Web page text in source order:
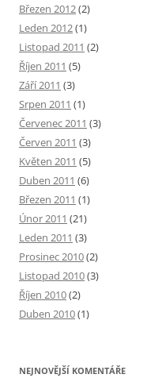
Březen 2012(2)
Leden 2012(1)
Listopad 2011 (2)
Říjen 2011 (5)
Září 2011 (3)
Srpen 2011 (1)
Červenec 2011 (3)
Červen 2011 (3)
Květen 2011 (5)
Duben 2011 (6)
Březen 2011 (1)
Únor 2011 (21)
Leden 2011 (3)
Prosinec 2010(2)
Listopad 2010(3)
Říjen 2010(2)
Duben 2010(1)
NEJNOVĚJŠÍ KOMENTÁŘE